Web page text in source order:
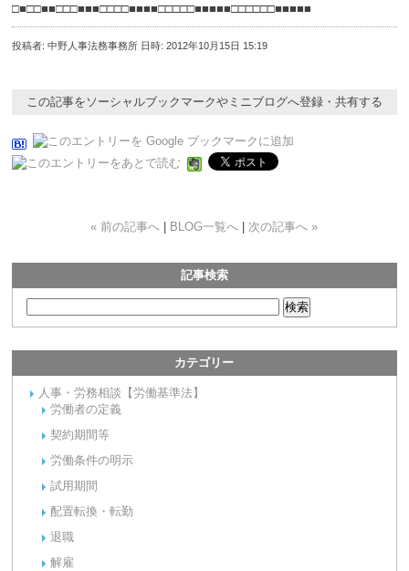
□■□□■■□□□■■■□□□□■■■■□□□□□■■■■■□□□□□□■■■■■
投稿者: 中野人事法務事務所 日時: 2012年10月15日 15:19
この記事をソーシャルブックマークやミニブログへ登録・共有する
« 前の記事へ BLOG一覧へ 次の記事へ »
記事検索
カテゴリー
人事・労務相談【労働基準法】
労働者の定義
契約期間等
労働条件の明示
試用期間
配置転換・転勤
退職
解雇